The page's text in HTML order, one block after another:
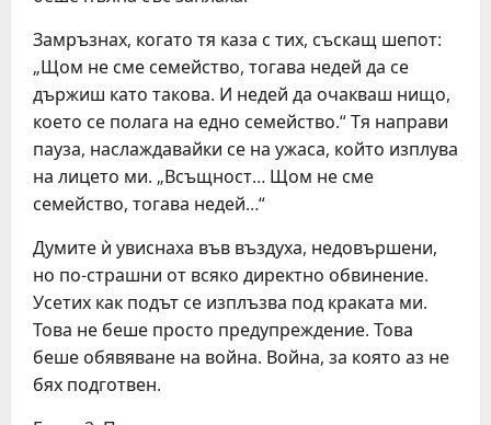
Замръзнах, когато тя каза с тих, съскащ шепот:
„Щом не сме семейство, тогава недей да се
държиш като такова. И недей да очакваш нищо,
което се полага на едно семейство.“ Тя направи
пауза, наслаждавайки се на ужаса, който изплува
на лицето ми. „Всъщност… Щом не сме
семейство, тогава недей…“
Думите ѝ увиснаха във въздуха, недовършени,
но по-страшни от всяко директно обвинение.
Усетих как подът се изплъзва под краката ми.
Това не беше просто предупреждение. Това
беше обявяване на война. Война, за която аз не
бях подготвен.